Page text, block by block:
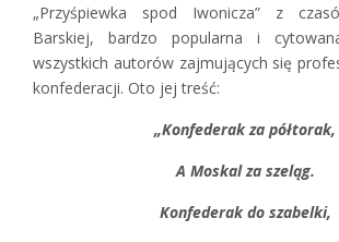
„Przyśpiewka spod Iwonicza” z
Barskiej, bardzo popularna i
wszystkich autorów zajmujących się
konfederacji. Oto jej treść:
„Konfederak za półtorak,
A Moskal za szeląg.
Konfederak do szabelki,